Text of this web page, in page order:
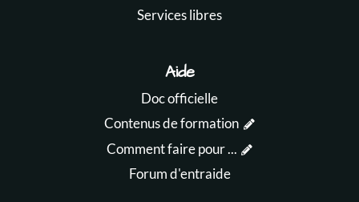
Services libres
Aide
Doc officielle
Contenus de formation
Comment faire pour ...
Forum d'entraide